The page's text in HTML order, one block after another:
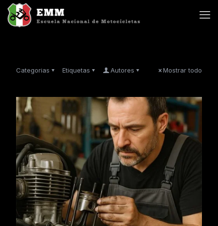
Categorias Etiquetas Autores Mostrar todo